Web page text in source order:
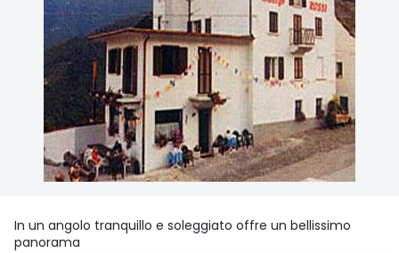
In un angolo tranquillo e soleggiato offre un bellissimo
panorama